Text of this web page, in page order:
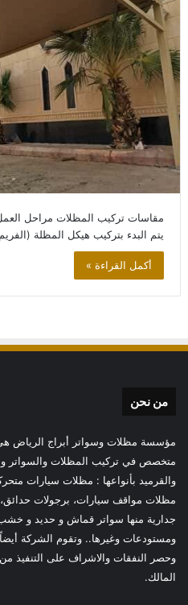
مقاسات تركيب المظلات مراحل
يتم البدء بتركيب هيكل المظلة
أكمل القراءة »
من نحن
مؤسسة مظلات وسواتر أبراج
متخصص في تركيب المظلات والسواتر
والقرميد بأنواعها : مظلات سيارات
مظلات مواقف سيارات، برجولات
جدارية منها سواتر قماش و حديد و خشب
ومستودعات وغيرها.. وتقوم الشركة
وحصر النفقات والاشراف على التنفيذ
المالك.